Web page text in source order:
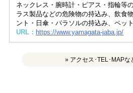
ネックレス・腕時計・ピアス・指輪等
ラス製品などの危険物の持込み、飲食
ント・日傘・パラソルの持込み、ペッ
URL： https://www.yamagata-jaba.jp/
» アクセス･TEL･MAPな